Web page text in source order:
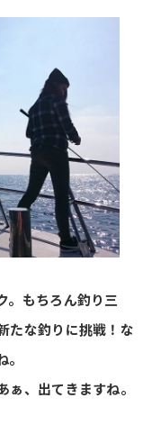
。もちろん釣り三
たな釣りに挑戦！な
、出てきますね。